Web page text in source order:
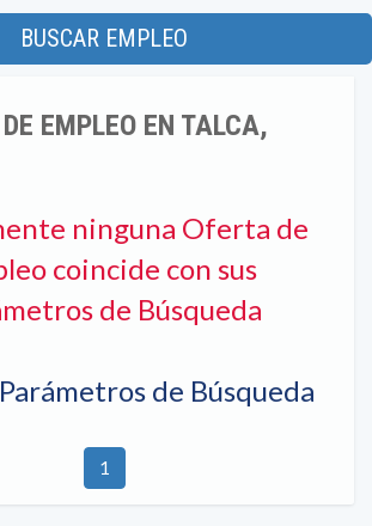
BUSCAR EMPLEO
EMPLEO EN TALCA,
ninguna Oferta de
coincide con sus
de Búsqueda
de Búsqueda
1